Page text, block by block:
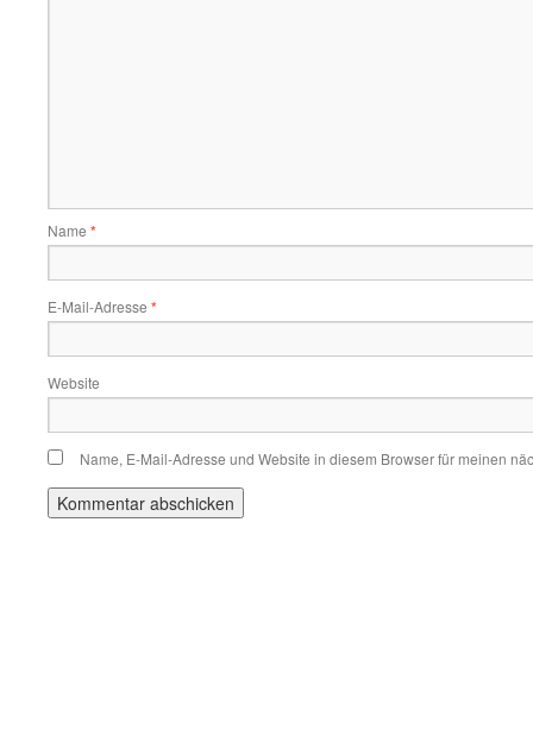
Name *
E-Mail-Adresse *
Website
Name, E-Mail-Adresse und Website in diesem Browser für meinen